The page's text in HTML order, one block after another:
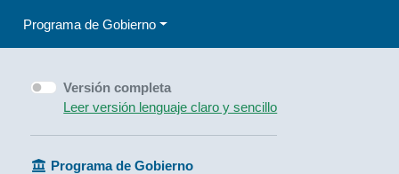
Programa de Gobierno
Versión completa
Leer versión lenguaje claro y sencillo
Programa de Gobierno